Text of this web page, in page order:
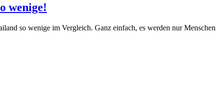
wenige!
so wenige im Vergleich. Ganz einfach, es werden nur